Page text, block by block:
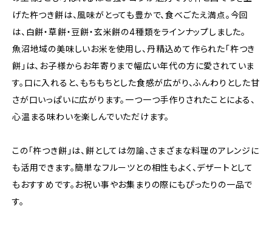
げた杵つき餅は、風味がとっても豊かで、食べごたえ満点。今回
は、白餅・草餅・豆餅・玄米餅の4種類をラインナップしました。
魚沼地域の美味しいお米を使用し、丹精込めて作られた「杵つき
餅」は、お子様からお年寄りまで幅広い年代の方に愛されていま
す。口に入れると、もちもちとした食感が広がり、ふんわりとした甘
さが口いっぱいに広がります。一つ一つ手作りされたことによる、
心温まる味わいを楽しんでいただけます。
この「杵つき餅」は、餅としては勿論、さまざまな料理のアレンジに
も活用できます。簡単なフルーツとの相性もよく、デザートとして
もおすすめです。お祝い事やお集まりの際にもぴったりの一品で
す。